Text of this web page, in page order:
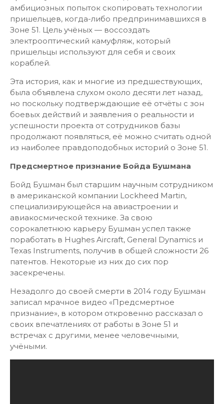
амбициозных попыток скопировать технологии
пришельцев, когда-либо предпринимавшихся в
Зоне 51. Цель учёных — воссоздать
электрооптический камуфляж, который
пришельцы используют для себя и своих
кораблей.
Эта история, как и многие из предшествующих,
была объявлена слухом около десяти лет назад,
но поскольку подтверждающие её отчёты с зон
боевых действий и заявления о реальности и
успешности проекта от сотрудников базы
продолжают появляться, её можно считать одной
из наиболее правдоподобных историй о Зоне 51.
Предсмертное признание Бойда Бушмана
Бойд Бушман был старшим научным сотрудником
в американской компании Lockheed Martin,
специализирующейся на авиастроении и
авиакосмической технике. За свою
сорокалетнюю карьеру Бушман успел также
поработать в Hughes Aircraft, General Dynamics и
Texas Instruments, получив в общей сложности 26
патентов. Некоторые из них до сих пор
засекречены.
Незадолго до своей смерти в 2014 году Бушман
записал мрачное видео «Предсмертное
признание», в котором откровенно рассказал о
своих впечатлениях от работы в Зоне 51 и
встречах с другими, менее человечными,
учёными.